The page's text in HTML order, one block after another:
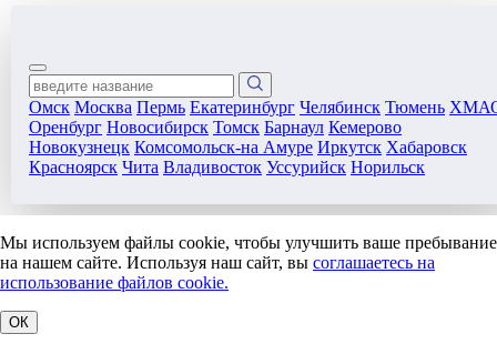
Омск Москва Пермь Екатеринбург Челябинск Тюмень
Оренбург Новосибирск Томск Барнаул Кемерово
Новокузнецк Комсомольск-на Амуре Иркутск Хабаровск
Красноярск Чита Владивосток Уссурийск Норильск
Мы используем файлы cookie, чтобы улучшить ваше пребывание
на нашем сайте. Используя наш сайт, вы соглашаетесь на
использование файлов cookie.
ОК